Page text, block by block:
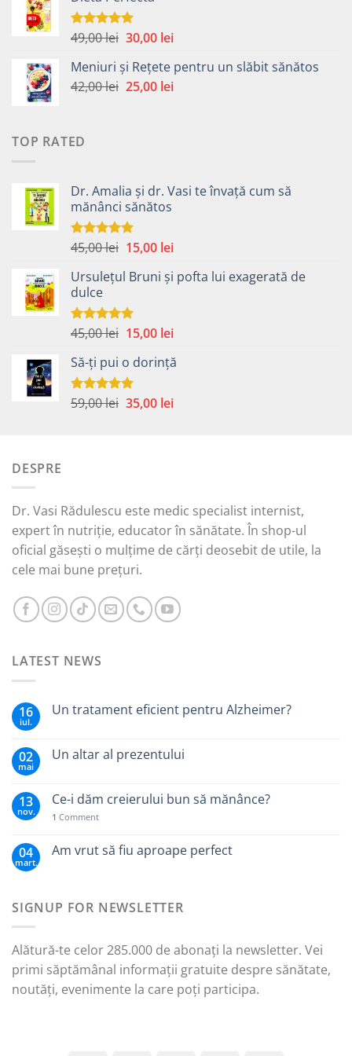
fost:
49,00 lei.
Evaluat la
49,00lei Prețul
a
fost:
30,00 leiPrețul
este:
30,00 lei.
Meniuri și Rețete pentru un slăbit sănătos
42,00lei Prețul
25,00 leiPrețul
TOP RATED
Dr. Amalia și dr. Vasi te învață cum să
mănânci sănătos
Evaluat la
45,00lei Prețul
a
45,00 lei.
15,00 leiPrețul
este:
Ursulețul Bruni și pofta lui exagerată de
dulce
Evaluat la
45,00lei Prețul
a
fost:
45,00 lei.
15,00 leiPrețul
este:
Să-ți pui o dorință
Evaluat la
59,00lei Prețul
35,00 leiPrețul
DESPRE
Dr. Vasi Rădulescu este medic specialist internist,
expert în nutriție, educator în sănătate. În shop-ul
oficial găsești o mulțime de cărți deosebit de utile, la
cele mai bune prețuri.
LATEST NEWS
16
iul.
Un tratament eficient pentru Alzheimer?
02
mai
Un altar al prezentului
13
nov.
Ce-i dăm creierului bun să mănânce?
1 Comment
04
mart.
Am vrut să fiu aproape perfect
SIGNUP FOR NEWSLETTER
Alătură-te celor 285.000 de abonați la newsletter. Vei
primi săptămânal informații gratuite despre sănătate,
noutăți, evenimente la care poți participa.